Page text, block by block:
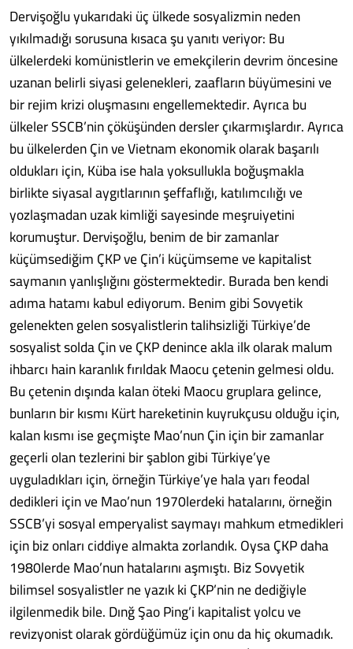
Dervişoğlu yukarıdaki üç ülkede sosyalizmin neden
yıkılmadığı sorusuna kısaca şu yanıtı veriyor: Bu
ülkelerdeki komünistlerin ve emekçilerin devrim öncesine
uzanan belirli siyasi gelenekleri, zaafların büyümesini ve
bir rejim krizi oluşmasını engellemektedir. Ayrıca bu
ülkeler SSCB’nin çöküşünden dersler çıkarmışlardır. Ayrıca
bu ülkelerden Çin ve Vietnam ekonomik olarak başarılı
oldukları için, Küba ise hala yoksullukla boğuşmakla
birlikte siyasal aygıtlarının şeffaflığı, katılımcılığı ve
yozlaşmadan uzak kimliği sayesinde meşruiyetini
korumuştur. Dervişoğlu, benim de bir zamanlar
küçümsediğim ÇKP ve Çin’i küçümseme ve kapitalist
saymanın yanlışlığını göstermektedir. Burada ben kendi
adıma hatamı kabul ediyorum. Benim gibi Sovyetik
gelenekten gelen sosyalistlerin talihsizliği Türkiye’de
sosyalist solda Çin ve ÇKP denince akla ilk olarak malum
ihbarcı hain karanlık fırıldak Maocu çetenin gelmesi oldu.
Bu çetenin dışında kalan öteki Maocu gruplara gelince,
bunların bir kısmı Kürt hareketinin kuyrukçusu olduğu için,
kalan kısmı ise geçmişte Mao’nun Çin için bir zamanlar
geçerli olan tezlerini bir şablon gibi Türkiye’ye
uyguladıkları için, örneğin Türkiye’ye hala yarı feodal
dedikleri için ve Mao’nun 1970lerdeki hatalarını, örneğin
SSCB’yi sosyal emperyalist saymayı mahkum etmedikleri
için biz onları ciddiye almakta zorlandık. Oysa ÇKP daha
1980lerde Mao’nun hatalarını aşmıştı. Biz Sovyetik
bilimsel sosyalistler ne yazık ki ÇKP’nin ne dediğiyle
ilgilenmedik bile. Dınğ Şao Ping’i kapitalist yolcu ve
revizyonist olarak gördüğümüz için onu da hiç okumadık.